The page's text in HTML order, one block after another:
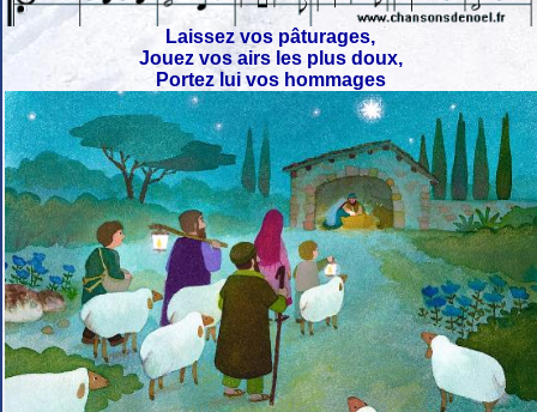
Laissez vos pâturages,
Jouez vos airs les plus doux,
Portez lui vos hommages